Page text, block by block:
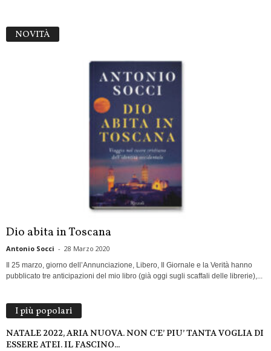
NOVITÀ
Dio abita in Toscana
Antonio Socci - 28 Marzo 2020
Il 25 marzo, giorno dell’Annunciazione, Libero, Il Giornale e la Verità hanno
pubblicato tre anticipazioni del mio libro (già oggi sugli scaffali delle librerie),...
I più popolari
NATALE 2022, ARIA NUOVA. NON C’E’ PIU’ TANTA VOGLIA DI
ESSERE ATEI. IL FASCINO...